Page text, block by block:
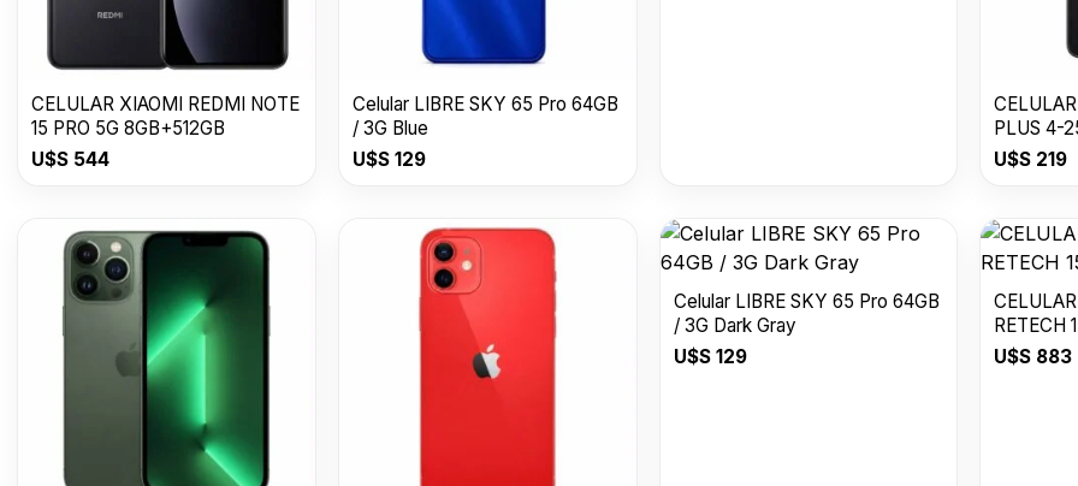
CELULAR XIAOMI REDMI NOTE
15 PRO 5G 8GB+512GB
U$S 544
Celular LIBRE SKY 65 Pro 64GB
/ 3G Blue
U$S129
PLUS 4-
U$S 219
Celular LIBRE SKY 65 Pro 64GB
/ 3G Dark Gray
U$S129
RETECH
U$S 883